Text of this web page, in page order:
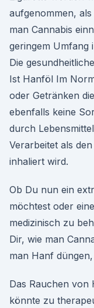
aufgenommen,
man Cannabis
geringem Umfang
Die
Ist Hanföl Im
oder Getränken
ebenfalls keine
durch
Verarbeitet als
inhaliert wird.
Ob Du nun ein
möchtest oder
medizinisch zu
Dir, wie man
man Hanf
Das Rauchen von
könnte zu